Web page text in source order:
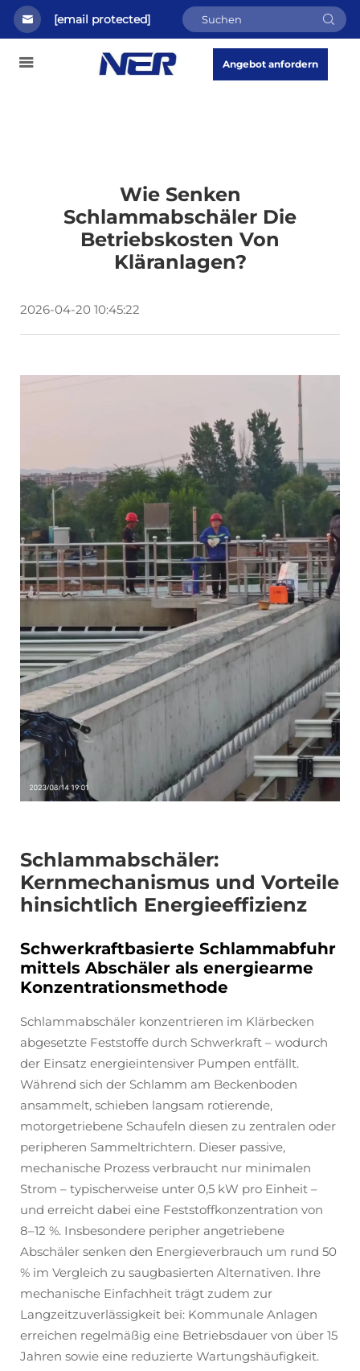
[email protected]
Angebot anfordern
Wie Senken
Schlammabschäler Die
Betriebskosten Von
Kläranlagen?
2026-04-20 10:45:22
Schlammabschäler:
Kernmechanismus und Vorteile
hinsichtlich Energieeffizienz
Schwerkraftbasierte Schlammabfuhr
mittels Abschäler als energiearme
Konzentrationsmethode
Schlammabschäler konzentrieren im Klärbecken
abgesetzte Feststoffe durch Schwerkraft – wodurch
der Einsatz energieintensiver Pumpen entfällt.
Während sich der Schlamm am Beckenboden
ansammelt, schieben langsam rotierende,
motorgetriebene Schaufeln diesen zu zentralen oder
peripheren Sammeltrichtern. Dieser passive,
mechanische Prozess verbraucht nur minimalen
Strom – typischerweise unter 0,5 kW pro Einheit –
und erreicht dabei eine Feststoffkonzentration von
8–12 %. Insbesondere peripher angetriebene
Abschäler senken den Energieverbrauch um rund 50
% im Vergleich zu saugbasierten Alternativen. Ihre
mechanische Einfachheit trägt zudem zur
Langzeitzuverlässigkeit bei: Kommunale Anlagen
erreichen regelmäßig eine Betriebsdauer von über 15
Jahren sowie eine reduzierte Wartungshäufigkeit.